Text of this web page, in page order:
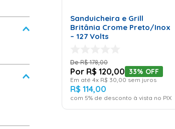
Sanduicheira e Grill
Britânia Crome Preto/Inox
– 127 Volts
R$ 178,00
R$ 120,00 33% OFF
Em até 4x R$ 30,00 sem juros
R$ 114,00
com 5% de desconto à vista no PIX